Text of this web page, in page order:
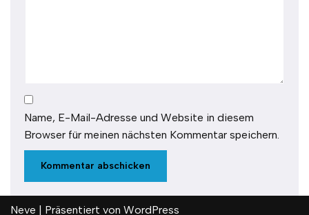
Name, E-Mail-Adresse und Website in diesem
Browser für meinen nächsten Kommentar speichern.
Neve | Präsentiert von WordPress